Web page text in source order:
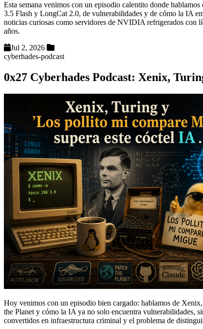
Esta semana venimos con un episodio calentito donde
3.5 Flash y LongCat 2.0, de vulnerabilidades y de cómo la IA
noticias curiosas como servidores de NVIDIA refrigerados
años.
Jul 2, 2026
cyberhades-podcast
0x27 Cyberhades Podcast: Xenix,
Hoy venimos con un episodio bien cargado: hablamos de
the Planet y cómo la IA ya no solo encuentra vulnerabilidades,
convertidos en infraestructura criminal y el problema de